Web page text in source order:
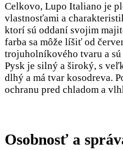
Celkovo, Lupo Italiano je
vlastnosťami a
ktorí sú oddaní svojim
farba sa môže líšiť od
trojuholníkového tvaru a
Pysk je silný a široký, s
dlhý a má tvar kosodreva.
ochranu pred chladom a
Osobnosť a